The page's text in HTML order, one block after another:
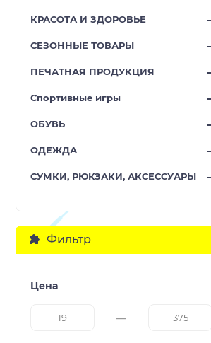
КРАСОТА И ЗДОРОВЬЕ
СЕЗОННЫЕ ТОВАРЫ
ПЕЧАТНАЯ ПРОДУКЦИЯ
Спортивные игры
ОБУВЬ
ОДЕЖДА
СУМКИ, РЮКЗАКИ, АКСЕССУАРЫ
Фильтр
Цена